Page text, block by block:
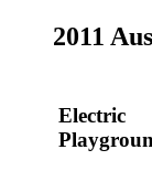
2011
Electric